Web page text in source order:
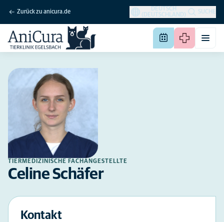
Zurück zu anicura.de
DEUTSCH
(DEUTSCHLAND)
SUCHE
TIERMEDIZINISCHE FACHANGESTELLTE
Celine Schäfer
Kontakt